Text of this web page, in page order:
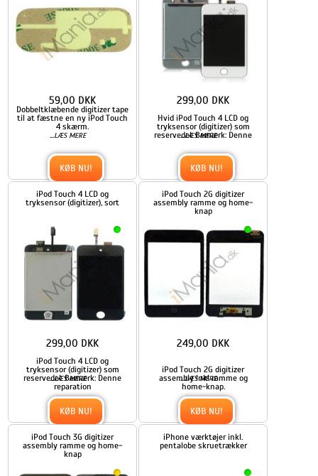
Dobbeltklæbende digitizer tape
til at fæstne en ny iPod Touch
4 skærm.
...LÆS MERE
59,00 DKK
KØB NU!
Hvid iPod Touch 4 LCD og
tryksensor (digitizer) som
reservedel. Bemærk: Denne
...LÆS MERE
299,00 DKK
KØB NU!
iPod Touch 4 LCD og
tryksensor (digitizer), sort
iPod Touch 4 LCD og
tryksensor (digitizer) som
reservedel. Bemærk: Denne
reparation
...LÆS MERE
299,00 DKK
KØB NU!
iPod Touch 2G digitizer
assembly ramme og home-
knap
iPod Touch 2G digitizer
assembly inkl ramme og
home-knap.
...LÆS MERE
249,00 DKK
KØB NU!
iPod Touch 3G digitizer
assembly ramme og home-
knap
iPhone værktøjer inkl.
pentalobe skruetrækker